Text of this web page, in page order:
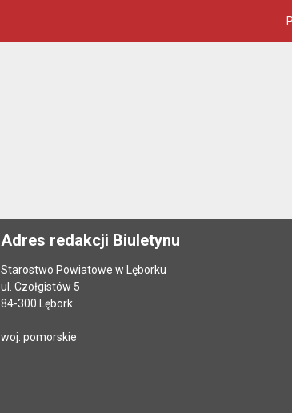
Adres redakcji Biuletynu
Starostwo Powiatowe w Lęborku
ul. Czołgistów 5
84-300 Lębork
woj. pomorskie